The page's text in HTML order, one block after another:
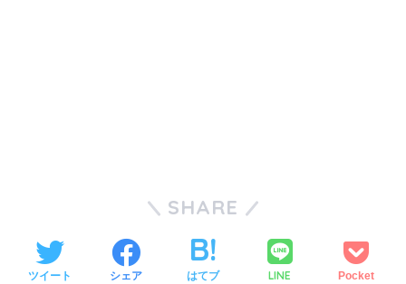
SHARE
ツイート シェア はてブ LINE Pocket